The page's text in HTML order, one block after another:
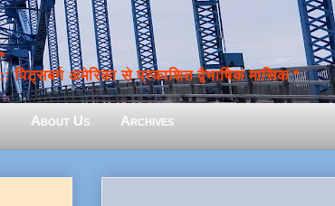
अमेरिका से प्रकाशित द्वैभाषिक मासिक *
About Us Archives